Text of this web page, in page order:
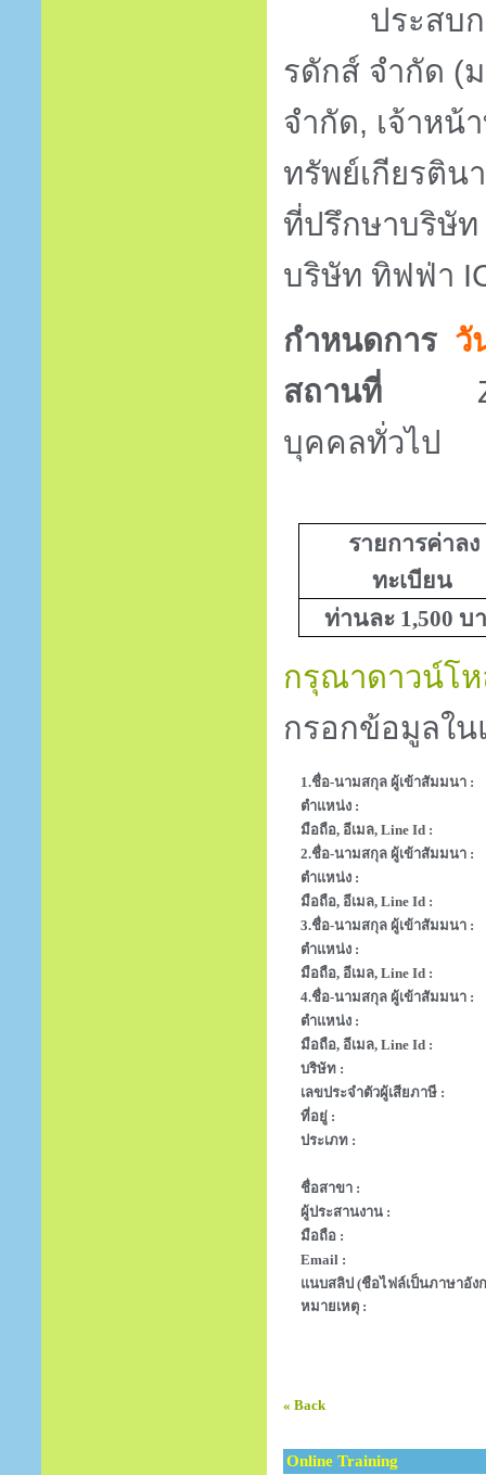
ประสบก
รดักส์ จำกัด (
จำกัด, เจ้าหน้
ทรัพย์เกียรติน
ที่ปรึกษาบริษั
บริษัท ทิฟฟ่า
กำหนดการ วั
สถานที่
บุคคลทั่วไป
รายการค่าลง
ทะเบียน
ท่านละ 1,500 บ
กรุณาดาวน์โ
กรอกข้อมูลใ
1.ชื่อ-นามสกุล ผู้เข้าสัมมนา :
ตำแหน่ง :
มือถือ, อีเมล, Line Id :
2.ชื่อ-นามสกุล ผู้เข้าสัมมนา :
ตำแหน่ง :
มือถือ, อีเมล, Line Id :
3.ชื่อ-นามสกุล ผู้เข้าสัมมนา :
ตำแหน่ง :
มือถือ, อีเมล, Line Id :
4.ชื่อ-นามสกุล ผู้เข้าสัมมนา :
ตำแหน่ง :
มือถือ, อีเมล, Line Id :
บริษัท :
เลขประจำตัวผู้เสียภาษี :
ที่อยู่ :
ประเภท :
ชื่อสาขา :
ผู้ประสานงาน :
มือถือ :
Email :
แนบสลิป (ชือไฟล์เป็นภาษาอัง
หมายเหตุ :
« Back
Online Training